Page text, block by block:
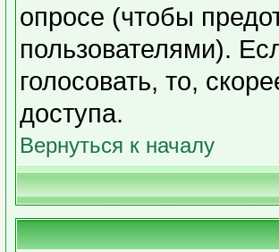
опросе (чтобы
пользователями).
голосовать, то,
доступа.
Вернуться к началу